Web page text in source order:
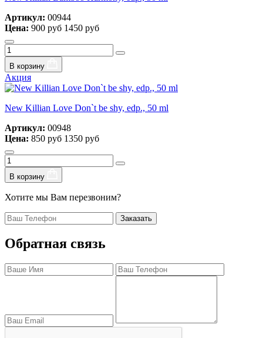
Артикул: 00944
Цена: 900 руб 1450 руб
В корзину
Акция
New Killian Love Don`t be shy, edp., 50 ml
Артикул: 00948
Цена: 850 руб 1350 руб
В корзину
Хотите мы Вам перезвоним?
Заказать
Обратная связь